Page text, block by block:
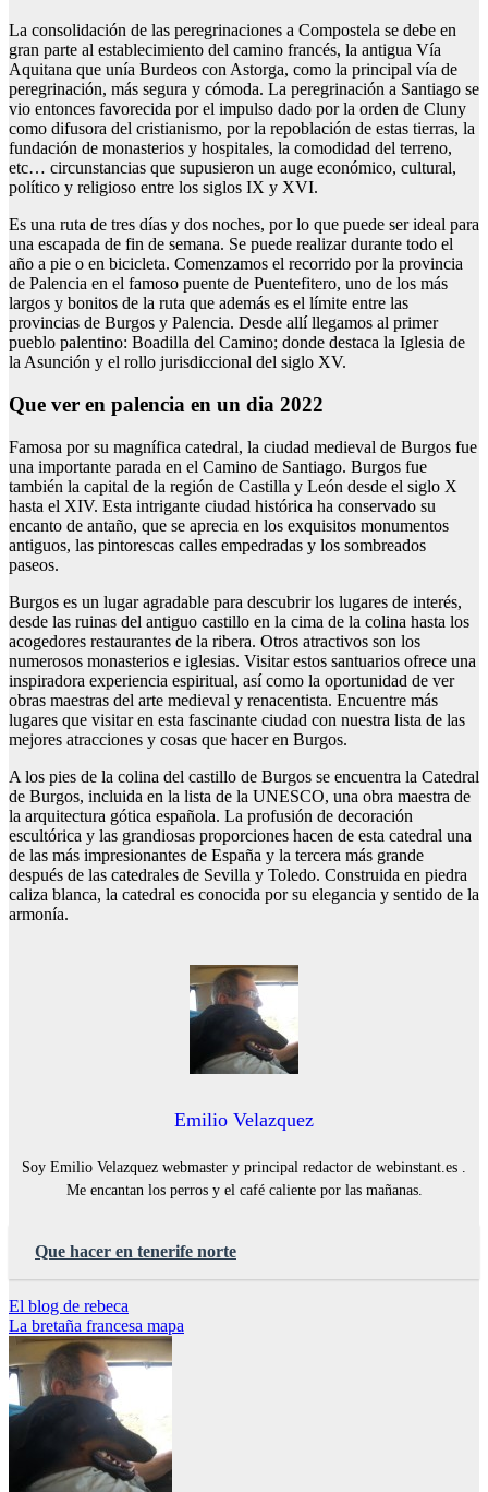
La consolidación de las peregrinaciones a Compostela se debe en
gran parte al establecimiento del camino francés, la antigua Vía
Aquitana que unía Burdeos con Astorga, como la principal vía de
peregrinación, más segura y cómoda. La peregrinación a Santiago se
vio entonces favorecida por el impulso dado por la orden de Cluny
como difusora del cristianismo, por la repoblación de estas tierras, la
fundación de monasterios y hospitales, la comodidad del terreno,
etc… circunstancias que supusieron un auge económico, cultural,
político y religioso entre los siglos IX y XVI.
Es una ruta de tres días y dos noches, por lo que puede ser ideal para
una escapada de fin de semana. Se puede realizar durante todo el
año a pie o en bicicleta. Comenzamos el recorrido por la provincia
de Palencia en el famoso puente de Puentefitero, uno de los más
largos y bonitos de la ruta que además es el límite entre las
provincias de Burgos y Palencia. Desde allí llegamos al primer
pueblo palentino: Boadilla del Camino; donde destaca la Iglesia de
la Asunción y el rollo jurisdiccional del siglo XV.
Que ver en palencia en un dia 2022
Famosa por su magnífica catedral, la ciudad medieval de Burgos fue
una importante parada en el Camino de Santiago. Burgos fue
también la capital de la región de Castilla y León desde el siglo X
hasta el XIV. Esta intrigante ciudad histórica ha conservado su
encanto de antaño, que se aprecia en los exquisitos monumentos
antiguos, las pintorescas calles empedradas y los sombreados
paseos.
Burgos es un lugar agradable para descubrir los lugares de interés,
desde las ruinas del antiguo castillo en la cima de la colina hasta los
acogedores restaurantes de la ribera. Otros atractivos son los
numerosos monasterios e iglesias. Visitar estos santuarios ofrece una
inspiradora experiencia espiritual, así como la oportunidad de ver
obras maestras del arte medieval y renacentista. Encuentre más
lugares que visitar en esta fascinante ciudad con nuestra lista de las
mejores atracciones y cosas que hacer en Burgos.
A los pies de la colina del castillo de Burgos se encuentra la Catedral
de Burgos, incluida en la lista de la UNESCO, una obra maestra de
la arquitectura gótica española. La profusión de decoración
escultórica y las grandiosas proporciones hacen de esta catedral una
de las más impresionantes de España y la tercera más grande
después de las catedrales de Sevilla y Toledo. Construida en piedra
caliza blanca, la catedral es conocida por su elegancia y sentido de la
armonía.
Emilio Velazquez
Soy Emilio Velazquez webmaster y principal redactor de webinstant.es .
Me encantan los perros y el café caliente por las mañanas.
Que hacer en tenerife norte
Navegación
de
entradas
El blog de rebeca
La bretaña francesa mapa